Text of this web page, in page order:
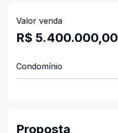
Valor venda
R$ 5.400.000,00
Condomínio
Proposta